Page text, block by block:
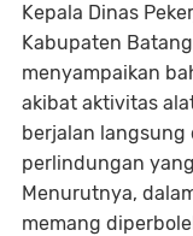
Kepala Dinas
Kabupaten Batang
menyampaikan
akibat aktivitas
berjalan langsung
perlindungan
Menurutnya,
memang